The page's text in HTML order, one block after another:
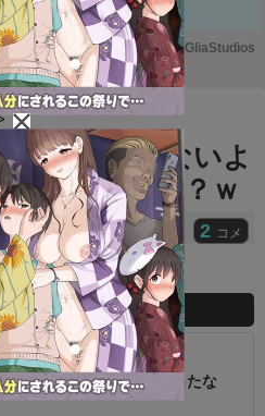
M
u
t
e
Powered by GliaStudios
優は炎上しないよ
声優って誰？ｗ
2 コメ
キは欲しいもの全部もらったな